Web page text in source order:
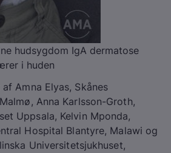
hudsygdom IgA dermatose
i huden
af Amna Elyas, Skånes
Anna Karlsson-Groth,
Uppsala, Kelvin Mponda,
Hospital Blantyre, Malawi og
Universitetsjukhuset,